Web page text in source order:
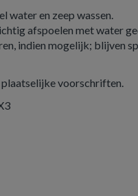
water en zeep wassen.
afspoelen met water
indien mogelijk; blijven
voorschriften.